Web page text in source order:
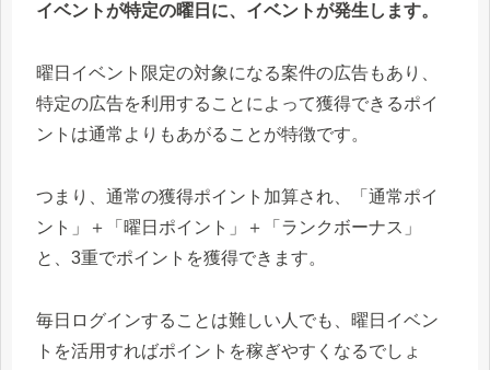
イベントが特定の曜日に、イベントが発生します。
曜日イベント限定の対象になる案件の広告もあり、
特定の広告を利用することによって獲得できるポイ
ントは通常よりもあがることが特徴です。
つまり、通常の獲得ポイント加算され、「通常ポイ
ント」＋「曜日ポイント」＋「ランクボーナス」
と、3重でポイントを獲得できます。
毎日ログインすることは難しい人でも、曜日イベン
トを活用すればポイントを稼ぎやすくなるでしょ